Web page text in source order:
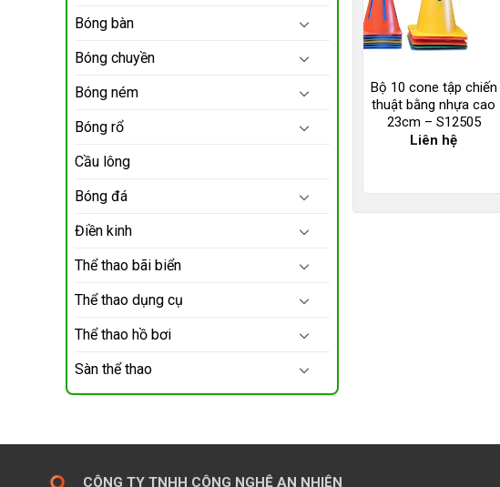
Bóng bàn
Bóng chuyền
Bóng ném
Bóng rổ
Cầu lông
Bóng đá
Điền kinh
Thể thao bãi biển
Thể thao dụng cụ
Thể thao hồ bơi
Sàn thể thao
Bộ 10 cone tập chiến
thuật bằng nhựa cao
23cm – S12505
Liên hệ
CÔNG TY TNHH CÔNG NGHỆ AN NHIÊN